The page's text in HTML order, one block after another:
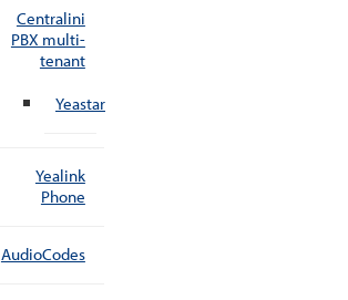
Centralini
PBX multi-
tenant
Yeastar
Yealink
Phone
AudioCodes